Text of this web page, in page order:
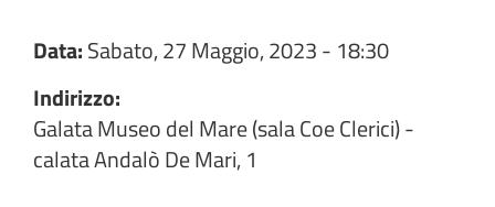
Data:Sabato, 27 Maggio, 2023 - 18:30
Indirizzo:
Galata Museo del Mare (sala Coe Clerici) -
calata Andalò De Mari, 1